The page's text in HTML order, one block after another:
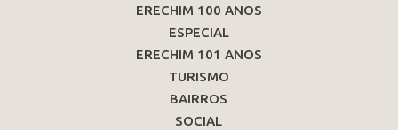
ERECHIM 100 ANOS
ESPECIAL
ERECHIM 101 ANOS
TURISMO
BAIRROS
SOCIAL